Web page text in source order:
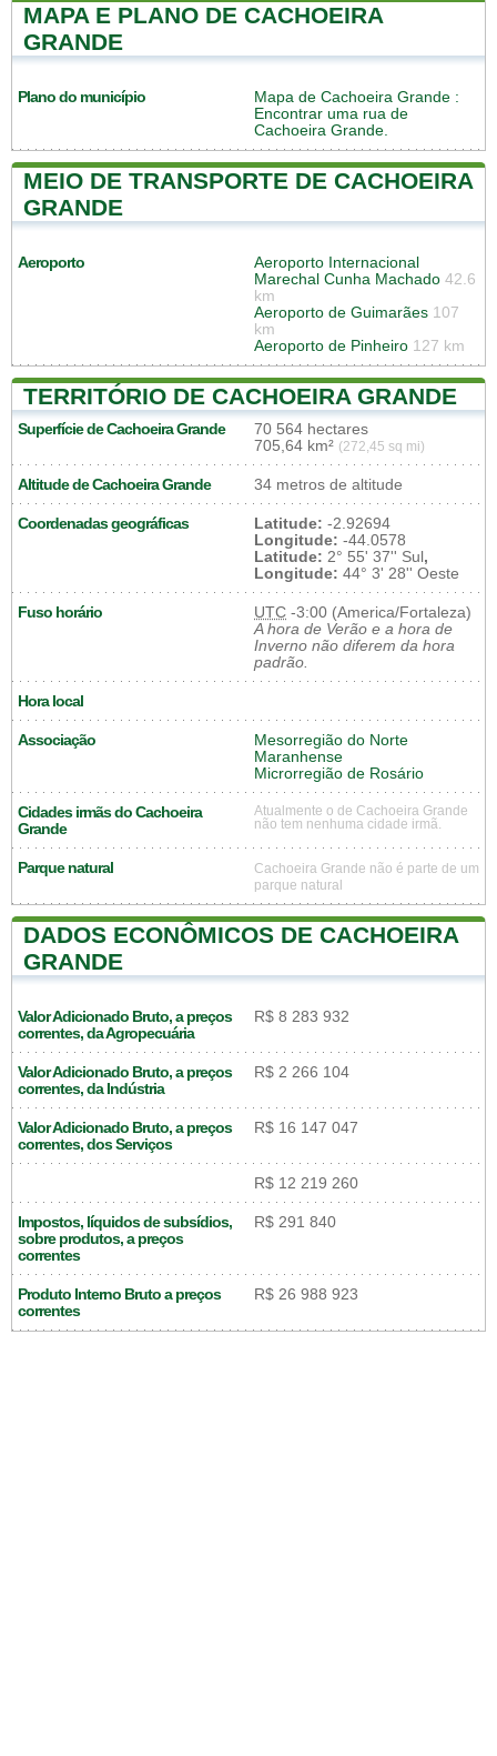
MAPA E PLANO DE CACHOEIRA
GRANDE
Plano do município Mapa de Cachoeira Grande :
Encontrar uma rua de
Cachoeira Grande.
MEIO DE TRANSPORTE DE CACHOEIRA
GRANDE
Aeroporto
Aeroporto Internacional
Marechal Cunha Machado 42.6
km
Aeroporto de Guimarães 107
km
Aeroporto de Pinheiro 127 km
TERRITÓRIO DE CACHOEIRA GRANDE
Superfície de Cachoeira Grande
70 564 hectares
705,64 km² (272,45 sq mi)
Altitude de Cachoeira Grande 34 metros de altitude
Coordenadas geográficas Latitude: -2.92694
Longitude: -44.0578
Latitude: 2° 55' 37'' Sul,
Longitude: 44° 3' 28'' Oeste
Fuso horário UTC -3:00 (America/Fortaleza)
A hora de Verão e a hora de
Inverno não diferem da hora
padrão.
Hora local
Associação
Mesorregião do Norte
Maranhense
Microrregião de Rosário
Cidades irmãs do Cachoeira
Grande
Atualmente o de Cachoeira Grande
não tem nenhuma cidade irmã.
Parque natural
Cachoeira Grande não é parte de um
parque natural
DADOS ECONÔMICOS DE CACHOEIRA
GRANDE
Valor Adicionado Bruto, a preços
correntes, da Agropecuária
R$ 8 283 932
Valor Adicionado Bruto, a preços
correntes, da Indústria
R$ 2 266 104
Valor Adicionado Bruto, a preços
correntes, dos Serviços
R$ 16 147 047
R$ 12 219 260
Impostos, líquidos de subsídios,
sobre produtos, a preços
correntes
R$ 291 840
Produto Interno Bruto a preços
correntes
R$ 26 988 923